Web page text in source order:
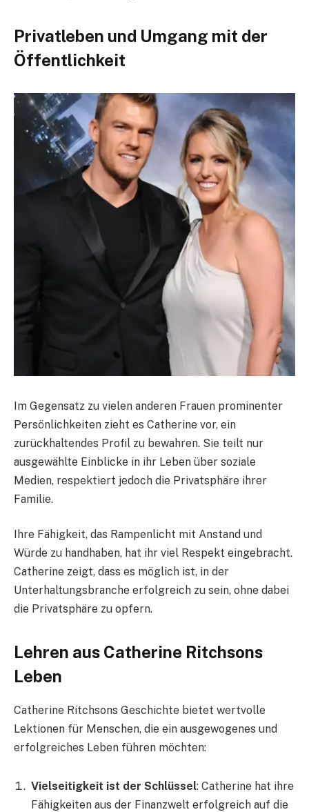
Privatleben und Umgang mit der
Öffentlichkeit
Im Gegensatz zu vielen anderen Frauen prominenter
Persönlichkeiten zieht es Catherine vor, ein
zurückhaltendes Profil zu bewahren. Sie teilt nur
ausgewählte Einblicke in ihr Leben über soziale
Medien, respektiert jedoch die Privatsphäre ihrer
Familie.
Ihre Fähigkeit, das Rampenlicht mit Anstand und
Würde zu handhaben, hat ihr viel Respekt eingebracht.
Catherine zeigt, dass es möglich ist, in der
Unterhaltungsbranche erfolgreich zu sein, ohne dabei
die Privatsphäre zu opfern.
Lehren aus Catherine Ritchsons
Leben
Catherine Ritchsons Geschichte bietet wertvolle
Lektionen für Menschen, die ein ausgewogenes und
erfolgreiches Leben führen möchten:
Vielseitigkeit ist der Schlüssel: Catherine hat ihre
Fähigkeiten aus der Finanzwelt erfolgreich auf die